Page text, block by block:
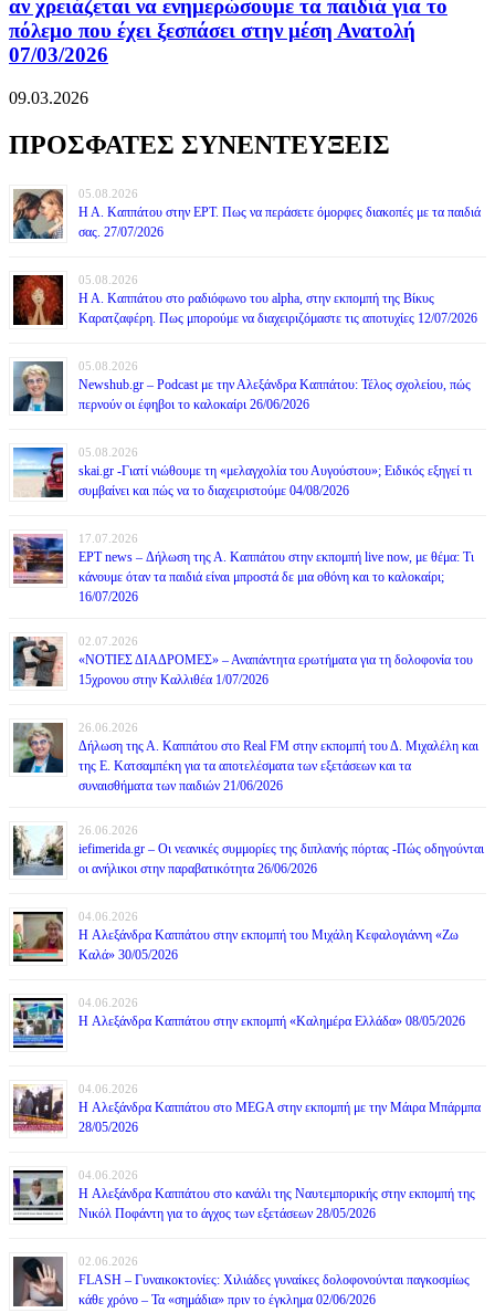
αν χρειάζεται να ενημερώσουμε τα παιδιά για το
πόλεμο που έχει ξεσπάσει στην μέση Ανατολή
07/03/2026
09.03.2026
ΠΡΟΣΦΑΤΕΣ ΣΥΝΕΝΤΕΥΞΕΙΣ
05.08.2026
Η Α. Καππάτου στην ΕΡΤ. Πως να περάσετε όμορφες διακοπές με τα παιδιά
σας. 27/07/2026
05.08.2026
Η Α. Καππάτου στο ραδιόφωνο του alpha, στην εκπομπή της Βίκυς
Καρατζαφέρη. Πως μπορούμε να διαχειριζόμαστε τις αποτυχίες 12/07/2026
05.08.2026
Newshub.gr – Podcast με την Αλεξάνδρα Καππάτου: Τέλος σχολείου, πώς
περνούν οι έφηβοι το καλοκαίρι 26/06/2026
05.08.2026
skai.gr -Γιατί νιώθουμε τη «μελαγχολία του Αυγούστου»; Ειδικός εξηγεί τι
συμβαίνει και πώς να το διαχειριστούμε 04/08/2026
17.07.2026
ΕΡΤ news – Δήλωση της Α. Καππάτου στην εκπομπή live now, με θέμα: Τι
κάνουμε όταν τα παιδιά είναι μπροστά δε μια οθόνη και το καλοκαίρι;
16/07/2026
02.07.2026
«ΝΟΤΙΕΣ ΔΙΑΔΡΟΜΕΣ» – Αναπάντητα ερωτήματα για τη δολοφονία του
15χρονου στην Καλλιθέα 1/07/2026
26.06.2026
Δήλωση της Α. Καππάτου στο Real FM στην εκπομπή του Δ. Μιχαλέλη και
της Ε. Κατσαμπέκη για τα αποτελέσματα των εξετάσεων και τα
συναισθήματα των παιδιών 21/06/2026
26.06.2026
iefimerida.gr – Οι νεανικές συμμορίες της διπλανής πόρτας -Πώς οδηγούνται
οι ανήλικοι στην παραβατικότητα 26/06/2026
04.06.2026
H Αλεξάνδρα Καππάτου στην εκπομπή του Μιχάλη Κεφαλογιάννη «Ζω
Καλά» 30/05/2026
04.06.2026
H Αλεξάνδρα Καππάτου στην εκπομπή «Καλημέρα Ελλάδα» 08/05/2026
04.06.2026
H Αλεξάνδρα Καππάτου στο MEGA στην εκπομπή με την Μάιρα Mπάρμπα
28/05/2026
04.06.2026
H Αλεξάνδρα Καππάτου στο κανάλι της Ναυτεμπορικής στην εκπομπή της
Νικόλ Ποφάντη για το άγχος των εξετάσεων 28/05/2026
02.06.2026
FLASH – Γυναικοκτονίες: Χιλιάδες γυναίκες δολοφονούνται παγκοσμίως
κάθε χρόνο – Τα «σημάδια» πριν το έγκλημα 02/06/2026